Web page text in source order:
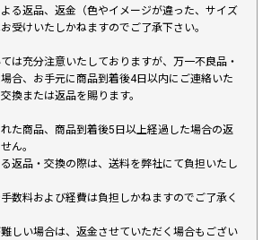
る返品、返金（色やイメージが違った、サイズ
受けいたしかねますのでご了承下さい。
は充分注意いたしておりますが、万一不良品・
合、お手元に商品到着後4日以内にご連絡いた
換または返品を賜ります。
た商品、商品到着後5日以上経過した場合の返
ん。
返品・交換の際は、送料を弊社にて負担いたし
数料および経費は負担しかねますのでご了承く
しい場合は、返金させていただく場合もござい